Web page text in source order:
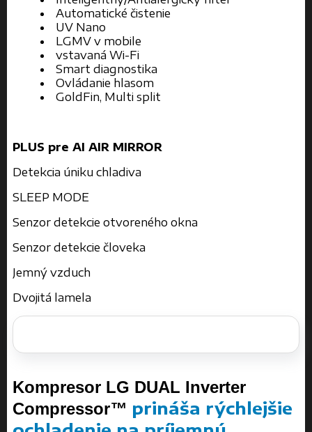
Automatické čistenie
UV Nano
LGMV v mobile
vstavaná Wi-Fi
Smart diagnostika
Ovládanie hlasom
GoldFin, Multi split
PLUS pre AI AIR MIRROR
Detekcia úniku chladiva
SLEEP MODE
Senzor detekcie otvoreného okna
Senzor detekcie človeka
Jemný vzduch
Dvojitá lamela
Kompresor LG DUAL Inverter
Compressor™ prináša rýchlejšie